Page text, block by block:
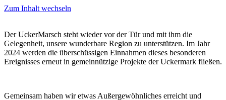
Zum Inhalt wechseln
Der UckerMarsch steht wieder vor der Tür und mit ihm die
Gelegenheit, unsere wunderbare Region zu unterstützen. Im Jahr
2024 werden die überschüssigen Einnahmen dieses besonderen
Ereignisses erneut in gemeinnützige Projekte der Uckermark fließen.
Gemeinsam haben wir etwas Außergewöhnliches erreicht und